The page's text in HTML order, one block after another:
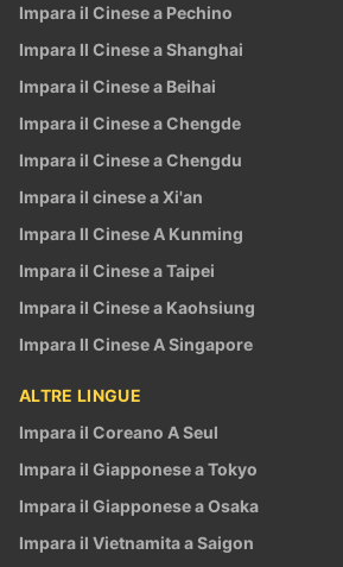
Impara il Cinese a Pechino
Impara Il Cinese a Shanghai
Impara il Cinese a Beihai
Impara il Cinese a Chengde
Impara il Cinese a Chengdu
Impara il cinese a Xi'an
Impara Il Cinese A Kunming
Impara il Cinese a Taipei
Impara il Cinese a Kaohsiung
Impara Il Cinese A Singapore
ALTRE LINGUE
Impara il Coreano A Seul
Impara il Giapponese a Tokyo
Impara il Giapponese a Osaka
Impara il Vietnamita a Saigon